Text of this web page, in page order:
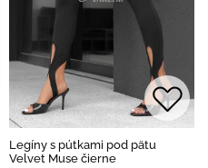
Legíny s pútkami pod pätu
Velvet Muse čierne